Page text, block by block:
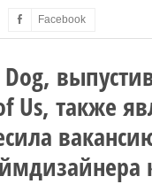
Facebook
Us, также